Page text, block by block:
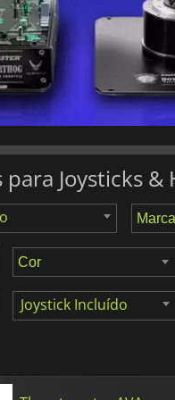
46.98€
Stick X USB
Joysticks &
Joystick Incluído